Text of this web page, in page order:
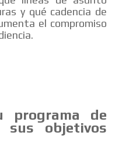
y qué cadencia de
el compromiso
programa de
sus objetivos